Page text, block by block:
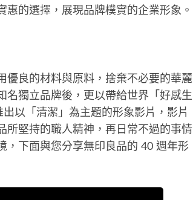
惠的選擇，展現品牌樸實的企業形象。
優良的材料與原料，捨棄不必要的華麗
名獨立品牌後，更以帶給世界「好感生
以「清潔」為主題的形象影片，影片
所堅持的職人精神，再日常不過的事情
，下面與您分享無印良品的 40 週年形